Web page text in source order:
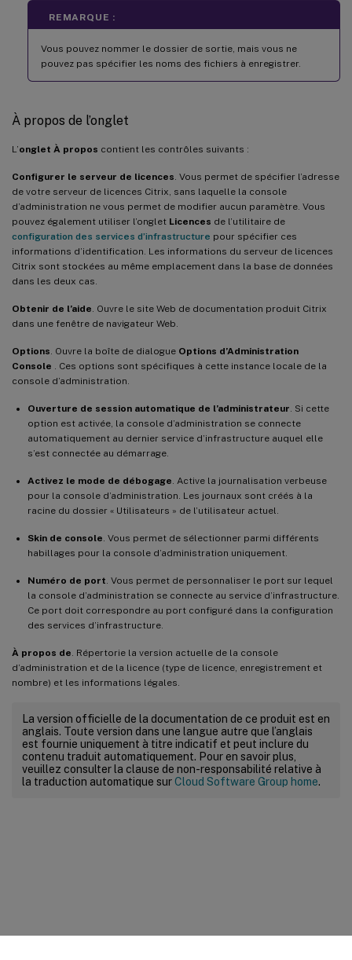
REMARQUE :
Vous pouvez nommer le dossier de sortie, mais vous ne
pouvez pas spécifier les noms des fichiers à enregistrer.
À propos de l’onglet
L’onglet À propos contient les contrôles suivants :
Configurer le serveur de licences . Vous permet de spécifier l’adresse
de votre serveur de licences Citrix, sans laquelle la console
d’administration ne vous permet de modifier aucun paramètre. Vous
pouvez également utiliser l’onglet Licences de l’utilitaire de
configuration des services d’infrastructure pour spécifier ces
informations d’identification. Les informations du serveur de licences
Citrix sont stockées au même emplacement dans la base de données
dans les deux cas.
Obtenir de l’aide . Ouvre le site Web de documentation produit Citrix
dans une fenêtre de navigateur Web.
Options . Ouvre la boîte de dialogue Options d’Administration
Console . Ces options sont spécifiques à cette instance locale de la
console d’administration.
Ouverture de session automatique de l’administrateur . Si cette
option est activée, la console d’administration se connecte
automatiquement au dernier service d’infrastructure auquel elle
s’est connectée au démarrage.
Activez le mode de débogage . Active la journalisation verbeuse
pour la console d’administration. Les journaux sont créés à la
racine du dossier « Utilisateurs » de l’utilisateur actuel.
Skin de console . Vous permet de sélectionner parmi différents
habillages pour la console d’administration uniquement.
Numéro de port . Vous permet de personnaliser le port sur lequel
la console d’administration se connecte au service d’infrastructure.
Ce port doit correspondre au port configuré dans la configuration
des services d’infrastructure.
À propos de . Répertorie la version actuelle de la console
d’administration et de la licence (type de licence, enregistrement et
nombre) et les informations légales.
La version officielle de la documentation de ce produit est en
anglais. Toute version dans une langue autre que l’anglais
est fournie uniquement à titre indicatif et peut inclure du
contenu traduit automatiquement. Pour en savoir plus,
veuillez consulter la clause de non-responsabilité relative à
la traduction automatique surCloud Software Group home.